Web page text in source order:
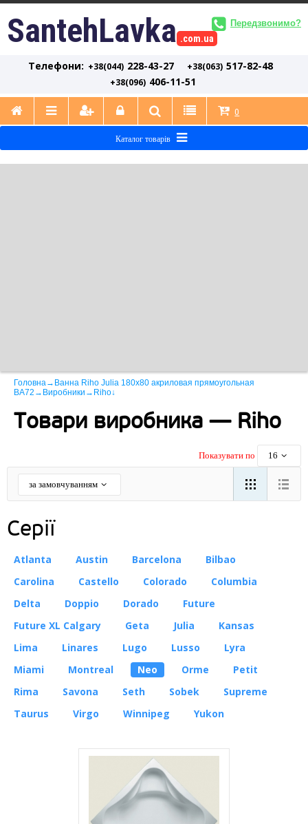
SantehLavka .com.ua
Телефони: +38(044) 228-43-27 +38(063) 517-82-48
+38(096) 406-11-51
Передзвонимо?
0
Каталог товарів
Головна→ Ванна Riho Julia 180x80 акриловая прямоугольная
BA72 → Виробники → Riho↓
Товари виробника — Riho
Показувати по 16
за замовчуванням
Серії
Atlanta Austin Barcelona
Bilbao
Carolina
Castello Colorado
Columbia
Delta
Doppio Dorado
Future
Future XL Calgary
Geta Julia
Kansas
Lima
Linares Lugo Lusso
Lyra
Miami
Montreal Neo Orme
Petit
Rima
Savona Seth Sobek
Supreme
Taurus
Virgo Winnipeg Yukon